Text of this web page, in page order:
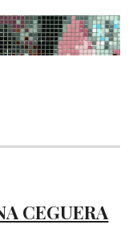
CEGUERA